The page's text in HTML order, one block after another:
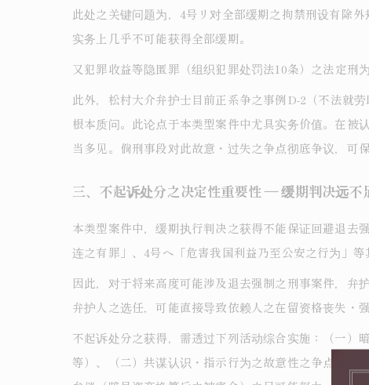
此处之关键问题为，4号リ对全部缓期之拘禁刑设有除
实务上几乎不可能获得全部缓期。
又犯罪收益等隐匿罪（组织犯罪处罚法10条）之法定刑
此外，松村大介弁护士目前正系争之事例D-2（不法就
根本质问。此论点于本类型案件中尤具实务价值。在被
当多见。倘刑事段对此故意・过失之争点彻底争议，可
三、不起诉处分之决定性重要性 ― 缓期判决远不
本类型案件中，缓期执行判决之获得不能保证回避退去
连之有罪」、4号ヘ「危害我国利益乃至公安之行为」等
因此，对于将来高度可能涉及退去强制之刑事案件，弁
弁护人之选任，可能直接导致依赖人之在留资格丧失・
不起诉处分之获得，需透过下列活动综合实施：（一）
等）、（二）共谋认识・指示行为之故意性之争点化